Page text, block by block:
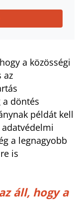
a közösségi
az
döntés
példát kell
a legnagyobb
is
áll, hogy a